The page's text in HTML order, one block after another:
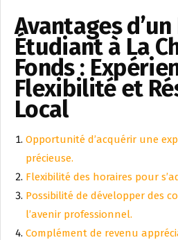
Avantages
Étudiant à La
Fonds :
Flexibilité et
Local
Opportunité d’acquérir une
précieuse.
Flexibilité des horaires pour
Possibilité de développer des
l’avenir professionnel.
Complément de revenu